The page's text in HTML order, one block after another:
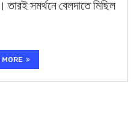
তারই সমর্থনে বেলদাতে মিছিল
MORE